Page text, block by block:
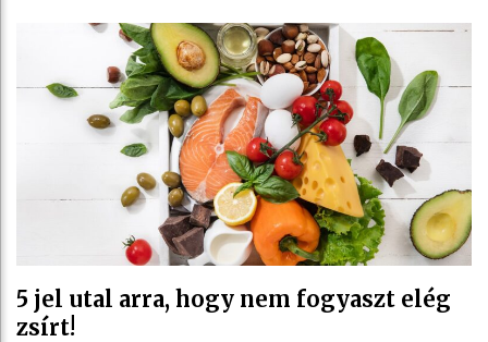
5 jel utal arra, hogy nem fogyaszt elég
zsírt!